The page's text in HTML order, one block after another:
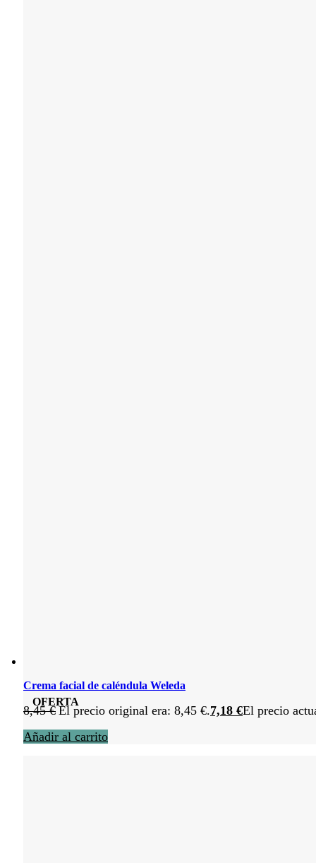
OFERTA
Crema facial de caléndula Weleda
8,45€ El precio original era: 8,45 €.7,18 €El precio
Añadir al carrito